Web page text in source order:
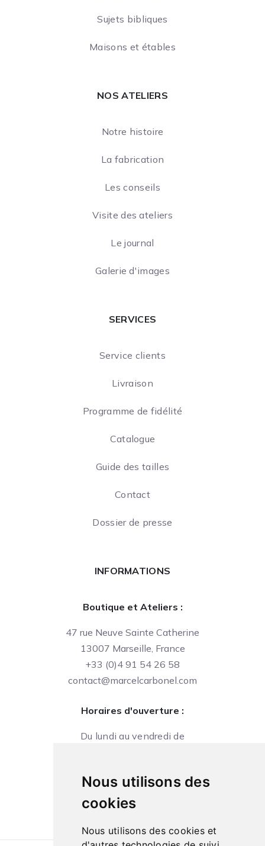
Nous utilisons des
cookies
Nous utilisons des cookies et
Sujets bibliques
Maisons et étables
NOS ATELIERS
Notre histoire
La fabrication
Les conseils
Visite des ateliers
Le journal
Galerie d'images
SERVICES
Service clients
Livraison
Programme de fidélité
Catalogue
Guide des tailles
Contact
Dossier de presse
INFORMATIONS
Boutique et Ateliers :
47 rue Neuve Sainte Catherine
13007 Marseille, France
+33 (0)4 91 54 26 58
contact@marcelcarbonel.com
Horaires d'ouverture :
Du lundi au vendredi de
10h à 13h et de 14h à 18h